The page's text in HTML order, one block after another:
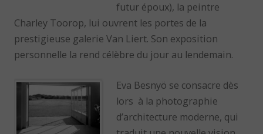
futur époux), la peintre
Charley Toorop, lui ouvrent les portes de la
prestigieuse galerie Van Liert. Son exposition
personnelle la rend célèbre du jour au lendemain.
Eva Besnyö se consacre dès
lors à la photographie
d’architecture moderne, qui